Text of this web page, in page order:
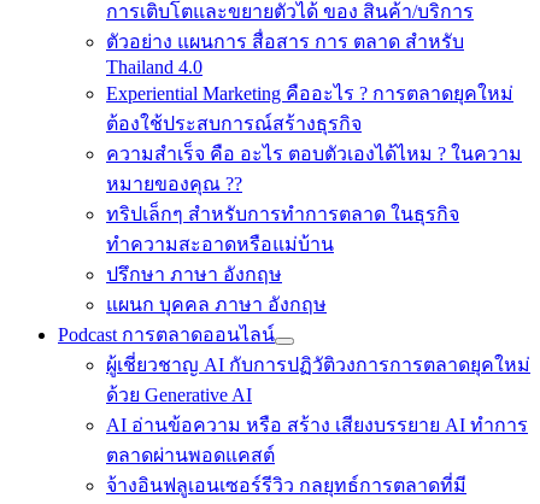
การเติบโตและขยายตัวได้ ของ สินค้า/บริการ
ตัวอย่าง แผนการ สื่อสาร การ ตลาด สำหรับ
Thailand 4.0
Experiential Marketing คืออะไร ? การตลาดยุคใหม่
ต้องใช้ประสบการณ์สร้างธุรกิจ
ความสำเร็จ คือ อะไร ตอบตัวเองได้ไหม ? ในความ
หมายของคุณ ??
ทริปเล็กๆ สำหรับการทำการตลาด ในธุรกิจ
ทำความสะอาดหรือแม่บ้าน
ปรึกษา ภาษา อังกฤษ
แผนก บุคคล ภาษา อังกฤษ
Podcast การตลาดออนไลน์
ผู้เชี่ยวชาญ AI กับการปฏิวัติวงการการตลาดยุคใหม่
ด้วย Generative AI
AI อ่านข้อความ หรือ สร้าง เสียงบรรยาย AI ทำการ
ตลาดผ่านพอดแคสต์
จ้างอินฟลูเอนเซอร์รีวิว กลยุทธ์การตลาดที่มี